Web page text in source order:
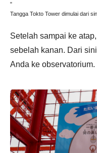
"
Tangga Tokto Tower dimulai dari
Setelah sampai ke
sebelah kanan. Dari
Anda ke observatorium.